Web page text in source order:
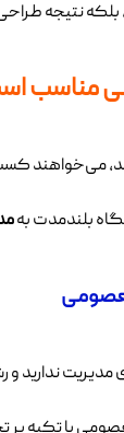
نتیجه
مناسب
بلندمدت به
ندارید و